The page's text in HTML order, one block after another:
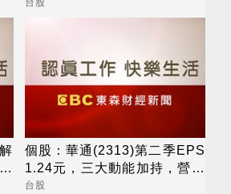
好
台股
個股：華通(2313)第二季EPS
1.24元，三大動能加持，營運
展望逐季向上
台股